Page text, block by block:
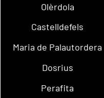
Olèrdola
Castelldefels
Maria de Palautordera
Dosrius
Perafita